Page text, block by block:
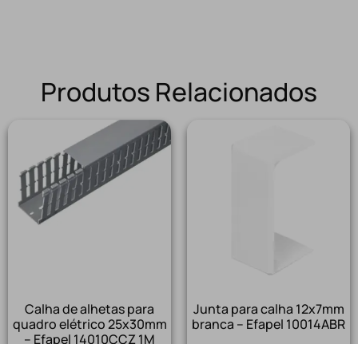
Produtos Relacionados
Calha de alhetas para
quadro elétrico 25x30mm
– Efapel 14010CCZ 1M
Junta para calha 12x7mm
branca – Efapel 10014ABR